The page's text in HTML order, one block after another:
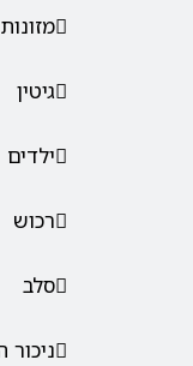
מזונות
גיטין
ילדים
רכוש
סלב
ניכור